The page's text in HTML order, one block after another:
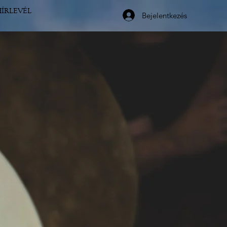
Bejelentkezés